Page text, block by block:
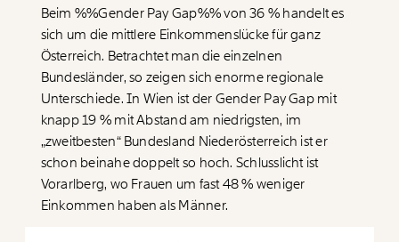
Beim %%Gender Pay Gap%%von 36 % handelt es
sich um die mittlere Einkommenslücke für ganz
Österreich. Betrachtet man die einzelnen
Bundesländer, so zeigen sich enorme regionale
Unterschiede. In Wien ist der Gender Pay Gapmit
knapp 19 % mit Abstand am niedrigsten, im
„zweitbesten“ Bundesland Niederösterreich ist er
schon beinahe doppelt so hoch. Schlusslicht ist
Vorarlberg, wo Frauen um fast 48 % weniger
Einkommen haben als Männer.